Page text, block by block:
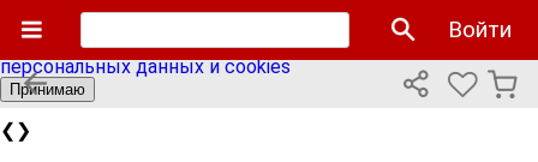
Мы используем cookies файлы для улучшения работы
сайта и персонализации. Продолжая пользоваться сайтом
вы соглашаетесь с нашейполитикой использования
персональных данных и cookies
Принимаю
❮ ❯
Войти